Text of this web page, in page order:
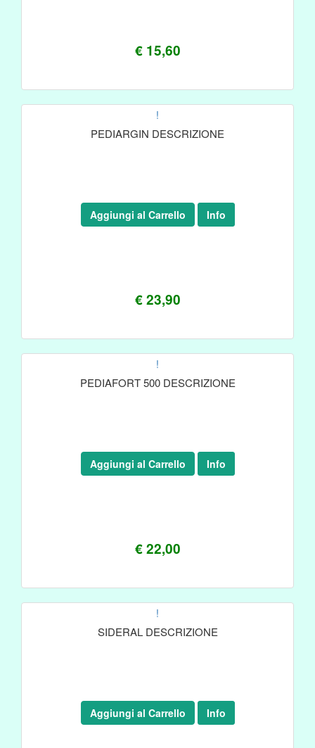
€ 15,60
!
PEDIARGIN DESCRIZIONE
€ 23,90
Aggiungi al Carrello Info
!
PEDIAFORT 500 DESCRIZIONE
€ 22,00
Aggiungi al Carrello Info
!
SIDERAL DESCRIZIONE
Aggiungi al Carrello Info